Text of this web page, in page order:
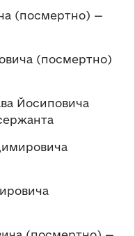
(посмертно) —
(посмертно)
Йосиповича